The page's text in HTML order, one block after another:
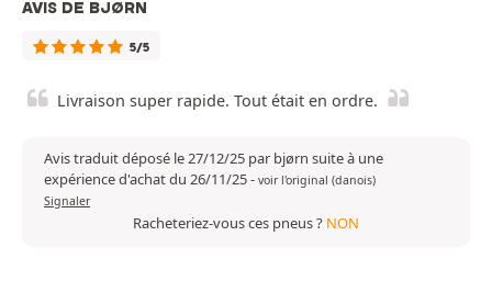
AVIS DE BJØRN
5/5
Livraison super rapide. Tout était en ordre.
Avis traduit déposé le 27/12/25 par bjørn suite à une
expérience d'achat du 26/11/25- voir l'original (danois)
Signaler
Racheteriez-vous ces pneus ? NON